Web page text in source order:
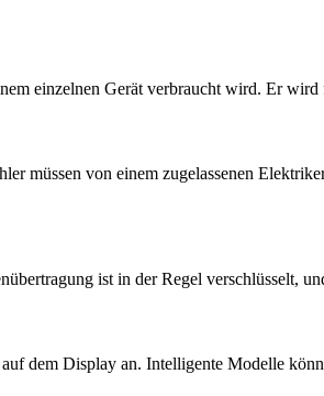
einzelnen Gerät verbraucht wird. Er
müssen von einem zugelassenen
ist in der Regel verschlüsselt,
dem Display an. Intelligente Modelle